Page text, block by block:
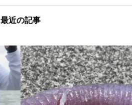
最近の記事